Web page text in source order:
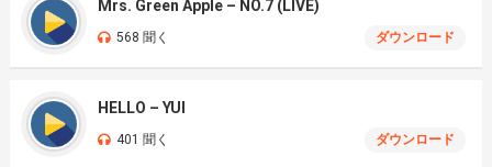
Mrs. Green Apple – NO.7 (LIVE)
568 聞く ダウンロード
HELLO – YUI
401 聞く ダウンロード